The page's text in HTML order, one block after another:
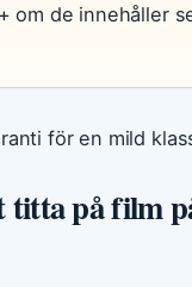
om de innehåller
för en mild
på film